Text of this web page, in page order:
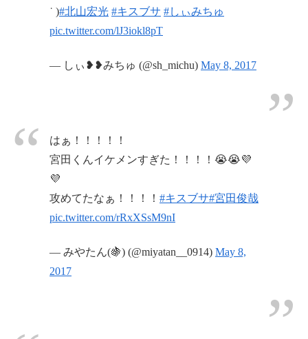
˙ )#北山宏光 #キスブサ #しぃみちゅ
pic.twitter.com/lJ3iokl8pT
— しぃ❥❥みちゅ (@sh_michu) May 8, 2017
はぁ！！！！！
宮田くんイケメンすぎた！！！！😭😭💜
💜
攻めてたなぁ！！！！ #キスブサ#宮田俊哉
pic.twitter.com/rRxXSsM9nI
— みやたん(🍇) (@miyatan__0914) May 8,
2017